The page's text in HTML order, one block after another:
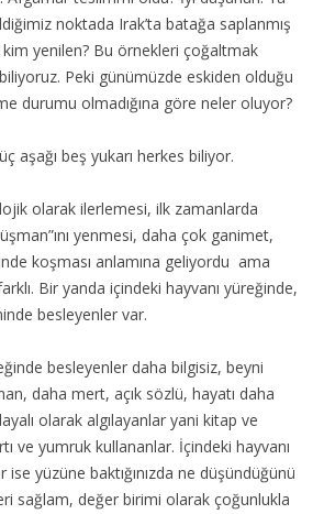
noktada Irak’ta batağa saplanmış
yenilen? Bu örnekleri çoğaltmak
Peki günümüzde eskiden olduğu
durumu olmadığına göre neler oluyor?
aşağı beş yukarı herkes biliyor.
olarak ilerlemesi, ilk zamanlarda
yenmesi, daha çok ganimet,
koşması anlamına geliyordu ama
Bir yanda içindeki hayvanı yüreğinde,
besleyenler var.
besleyenler daha bilgisiz, beyni
daha mert, açık sözlü, hayatı daha
olarak algılayanlar yani kitap ve
ve yumruk kullananlar. İçindeki hayvanı
yüzüne baktığınızda ne düşündüğünü
sağlam, değer birimi olarak çoğunlukla